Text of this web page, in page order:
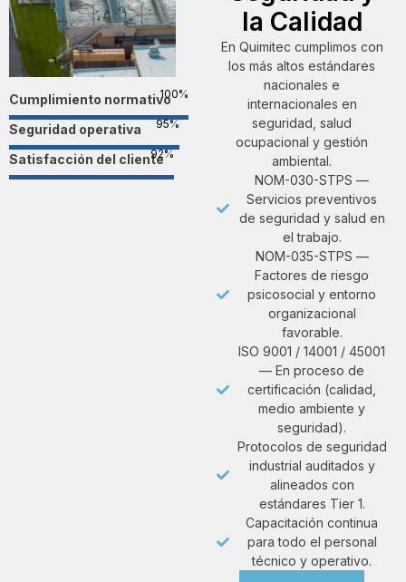
Cumplimiento normativo100%
Seguridad operativa 95%
Satisfacción del cliente
92%
la Calidad
En Quimitec cumplimos con
los más altos estándares
nacionales e
internacionales en
seguridad, salud
ocupacional y gestión
ambiental.
NOM-030-STPS —
Servicios preventivos
de seguridad y salud en
el trabajo.
NOM-035-STPS —
Factores de riesgo
psicosocial y entorno
organizacional
favorable.
ISO 9001 / 14001 / 45001
— En proceso de
certificación (calidad,
medio ambiente y
seguridad).
Protocolos de seguridad
industrial auditados y
alineados con
estándares Tier 1.
Capacitación continua
para todo el personal
técnico y operativo.